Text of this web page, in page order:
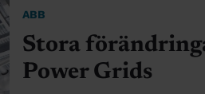
ABB
Stora
Power Grids